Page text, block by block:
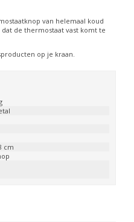
van helemaal koud
de thermostaat vast komt te
op je kraan.
cm